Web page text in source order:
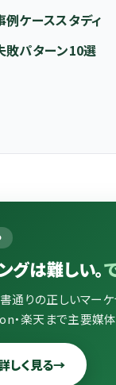
ケーススタディ
パターン10選
グは難しい。
通りの正しいマーケ
・楽天まで主要媒
しく見る→